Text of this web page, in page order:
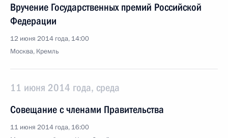
Вручение Государственных премий Российской
Федерации
12 июня 2014 года, 14:00
Москва, Кремль
11 июня 2014 года, среда
Совещание с членами Правительства
11 июня 2014 года, 16:00